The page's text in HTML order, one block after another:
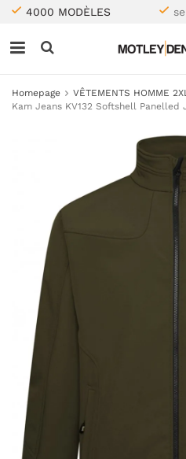
4000 MODÈLES
Homepage VÊTEMENTS HOMME
Kam Jeans KV132 Softshell Panelled